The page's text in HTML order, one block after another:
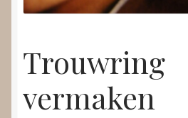
Trouwring
vermaken